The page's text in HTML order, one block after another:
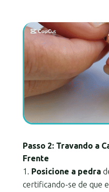
Passo 2: Travando a
Frente
Posicione a pedra
certificando-se de que